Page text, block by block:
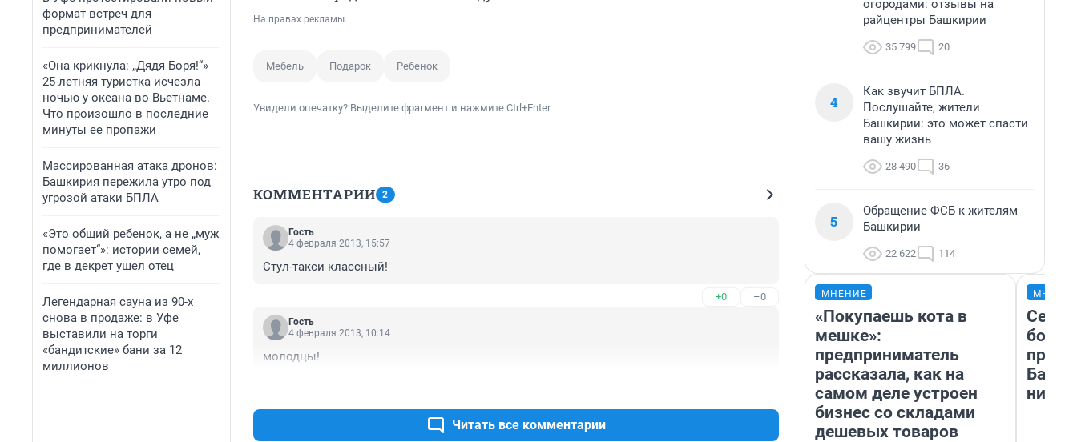
формат встреч для
предпринимателей
«Она крикнула: „Дядя Боря!“»
25-летняя туристка исчезла
ночью у океана во Вьетнаме.
Что произошло в последние
минуты ее пропажи
Массированная атака дронов:
Башкирия пережила утро под
угрозой атаки БПЛА
«Это общий ребенок, а не „муж
помогает“»: истории семей,
где в декрет ушел отец
Легендарная сауна из 90-х
снова в продаже: в Уфе
выставили на торги
«бандитские» бани за 12
миллионов
На правах рекламы.
Мебель Подарок Ребенок
Увидели опечатку? Выделите фрагмент и нажмите Ctrl+Enter
КОММЕНТАРИИ 2
Гость
4 февраля 2013, 15:57
Стул-такси классный!
+0 –0
Гость
4 февраля 2013, 10:14
молодцы!
Читать все комментарии
огородами: отзывы на
райцентры Башкирии
35 799 20
4
Как звучит БПЛА.
Послушайте, жители
Башкирии: это может спасти
вашу жизнь
28 490 36
5
Обращение ФСБ к жителям
Башкирии
22 622 114
МНЕНИЕ
«Покупаешь кота в
мешке»:
предприниматель
рассказала, как на
самом деле устроен
бизнес со складами
дешевых товаров
них